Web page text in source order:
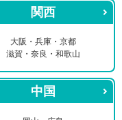
関西
大阪・兵庫・京都
滋賀・奈良・和歌山
中国